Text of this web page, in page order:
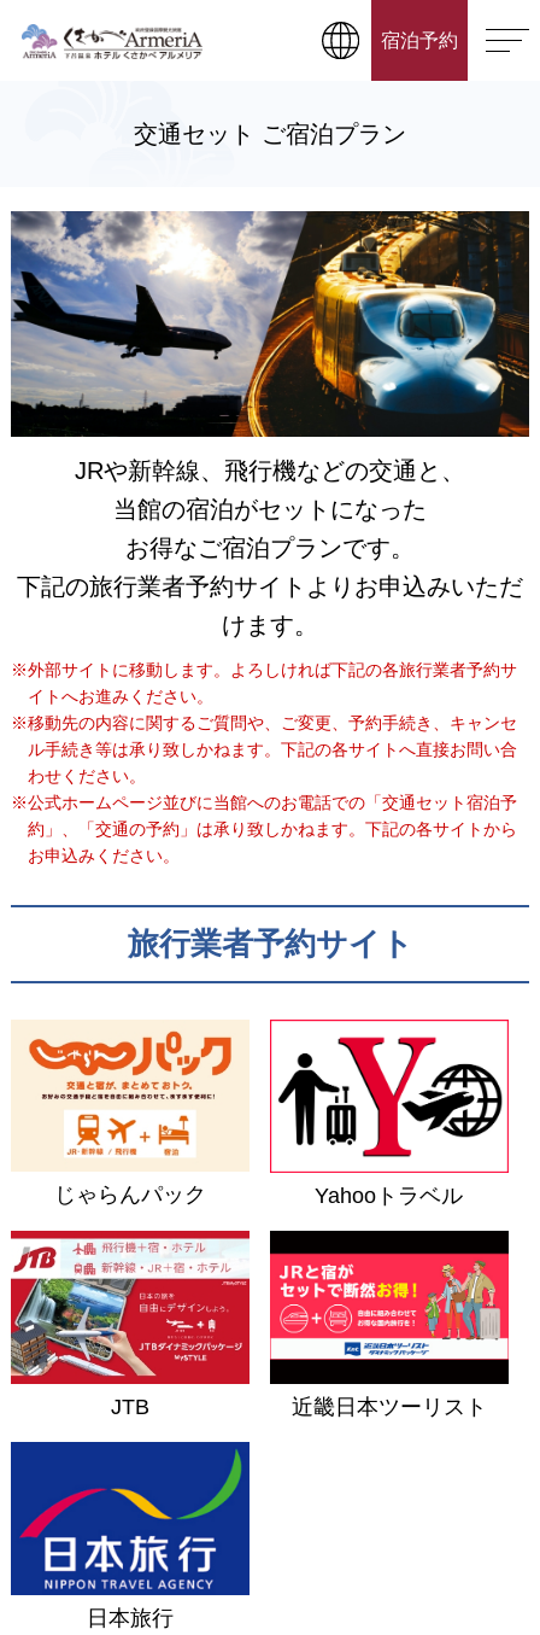
宿泊予約
交通セット ご宿泊プラン
JRや新幹線、飛行機などの交通と、
当館の宿泊がセットになった
お得なご宿泊プランです。
下記の旅行業者予約サイトよりお申込みいただ
けます。
※外部サイトに移動します。よろしければ下記の各旅行業者予約サ
イトへお進みください。
※移動先の内容に関するご質問や、ご変更、予約手続き、キャンセ
ル手続き等は承り致しかねます。下記の各サイトへ直接お問い合
わせください。
※公式ホームページ並びに当館へのお電話での「交通セット宿泊予
約」、「交通の予約」は承り致しかねます。下記の各サイトから
お申込みください。
旅行業者予約サイト
じゃらんパック Yahooトラベル
JTB 近畿日本ツーリスト
日本旅行